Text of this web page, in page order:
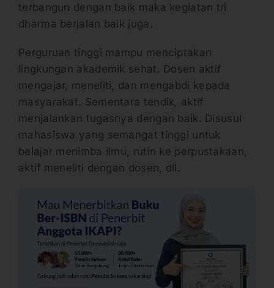
terbangun dengan baik maka kegiatan tri
dharma berjalan baik juga.
Perguruan tinggi mampu menciptakan
lingkungan akademik sehat. Dosen aktif
mengajar, meneliti, dan mengabdi kepada
masyarakat. Sementara tendik, aktif
menjalankan tugasnya dengan baik. Disusul
mahasiswa yang semangat tinggi untuk
belajar menimba ilmu, rutin ke perpustakaan,
aktif meneliti dengan dosen, dll.